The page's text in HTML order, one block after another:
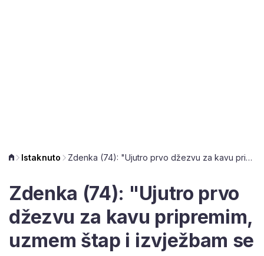
Istaknuto Zdenka (74): "Ujutro prvo džezvu za kavu pripremim, uzmem štap i izvježbam se malo"
Zdenka (74): "Ujutro prvo
džezvu za kavu pripremim,
uzmem štap i izvježbam se